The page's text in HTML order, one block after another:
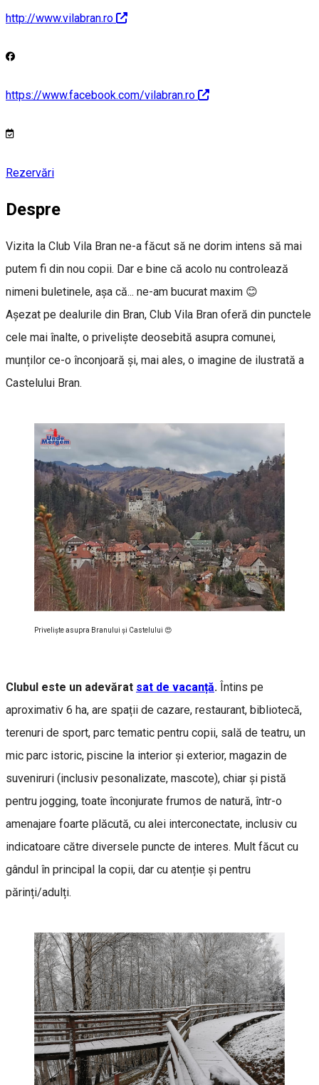
http://www.vilabran.ro
https://www.facebook.com/vilabran.ro
Rezervări
Despre
Vizita la Club Vila Bran ne-a făcut să ne dorim intens să mai
putem fi din nou copii. Dar e bine că acolo nu controlează
nimeni buletinele, așa că... ne-am bucurat maxim 😊
Așezat pe dealurile din Bran, Club Vila Bran oferă din punctele
cele mai înalte, o priveliște deosebită asupra comunei,
munților ce-o înconjoară și, mai ales, o imagine de ilustrată a
Castelului Bran.
Priveliște asupra Branului şi Castelului 😍
Clubul este un adevărat sat de vacanță. Întins pe
aproximativ 6 ha, are spații de cazare, restaurant, bibliotecă,
terenuri de sport, parc tematic pentru copii, sală de teatru, un
mic parc istoric, piscine la interior și exterior, magazin de
suveniruri (inclusiv pesonalizate, mascote), chiar și pistă
pentru jogging, toate înconjurate frumos de natură, într-o
amenajare foarte plăcută, cu alei interconectate, inclusiv cu
indicatoare către diversele puncte de interes. Mult făcut cu
gândul în principal la copii, dar cu atenție și pentru
părinți/adulți.